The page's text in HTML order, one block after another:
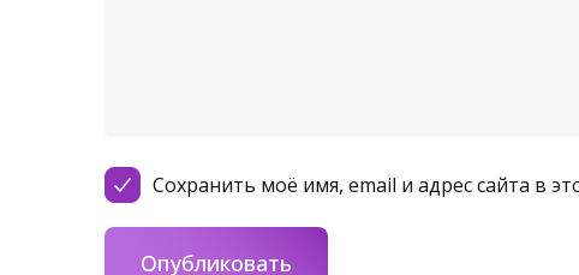
Сохранить моё имя, email и адрес сайта в